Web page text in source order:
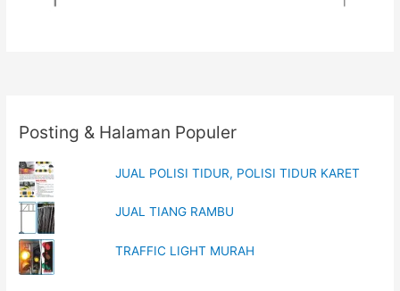
Posting & Halaman Populer
JUAL POLISI TIDUR, POLISI TIDUR KARET
JUAL TIANG RAMBU
TRAFFIC LIGHT MURAH